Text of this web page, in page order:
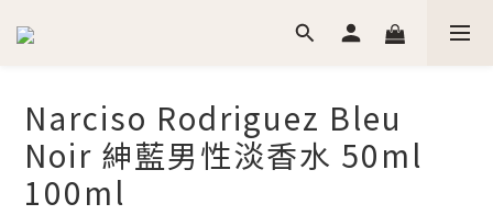
Narciso Rodriguez Bleu
Noir 紳藍男性淡香水 50ml
100ml